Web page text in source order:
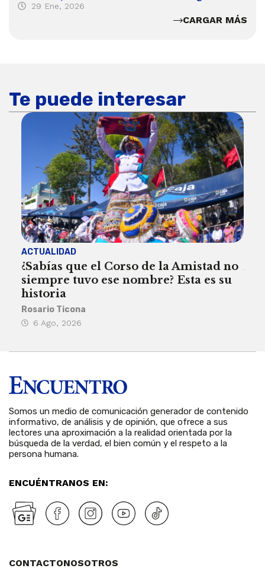
29 Ene, 2026
CARGAR MÁS
Te puede interesar
ACTUALIDAD
¿Sabías que el Corso de la Amistad no
siempre tuvo ese nombre? Esta es su
historia
Rosario Ticona
6 Ago, 2026
Somos un medio de comunicación generador de contenido
informativo, de análisis y de opinión, que ofrece a sus
lectores una aproximación a la realidad orientada por la
búsqueda de la verdad, el bien común y el respeto a la
persona humana.
ENCUÉNTRANOS EN:
CONTACTONOSOTROS